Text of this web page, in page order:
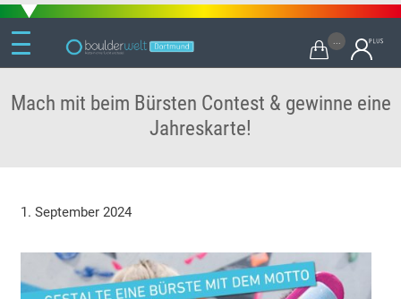

Mach mit beim Bürsten Contest & gewinne eine
Jahreskarte!
1. September 2024